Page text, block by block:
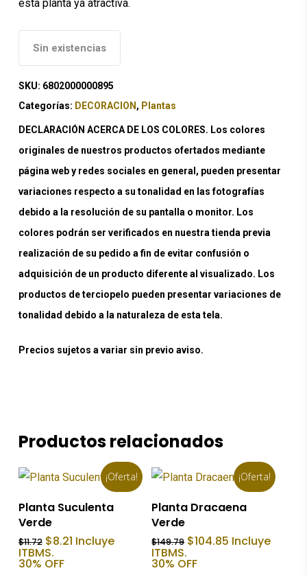
esta planta ya atractiva.
Sin existencias
SKU: 6802000000895
Categorías: DECORACION , Plantas
DECLARACIÓN ACERCA DE LOS COLORES. Los colores
originales de nuestros productos ofertados mediante
página web y redes sociales en general, pueden presentar
variaciones respecto a su tonalidad en las fotografías
debido a la resolución de su pantalla o monitor. Los
colores podrán ser verificados en nuestra tienda previa
realización de su pedido a fin de evitar confusión o
adquisición de un producto diferente al visualizado. Los
productos de terciopelo pueden presentar variaciones de
tonalidad debido a la naturaleza de esta tela.
Precios sujetos a variar sin previo aviso.
Productos relacionados
¡Oferta!
Añadir Al Carrito
Planta Suculenta
Verde
$11.72 El
precio
original
$8.21El
precio
Incluye
ITBMS.
30% OFF
¡Oferta!
Añadir Al Carrito
Planta Dracaena
Verde
$149.79 El
original
$104.85 El
precio
Incluye
ITBMS.
30% OFF